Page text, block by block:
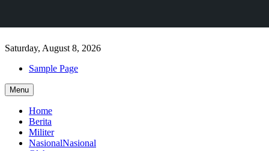
to
Saturday, August 8, 2026
Sample Page
Menu
Home
Berita
Militer
NasionalNasional